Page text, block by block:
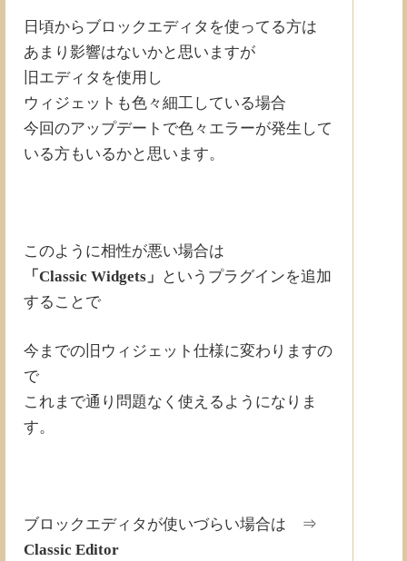
日頃からブロックエディタを使ってる方は
あまり影響はないかと思いますが
旧エディタを使用し
ウィジェットも色々細工している場合
今回のアップデートで色々エラーが発生して
いる方もいるかと思います。
このように相性が悪い場合は
「Classic Widgets」
というプラグインを追加
することで
今までの旧ウィジェット仕様に変わりますの
で
これまで通り問題なく使えるようになりま
す。
ブロックエディタが使いづらい場合は ⇒
Classic Editor